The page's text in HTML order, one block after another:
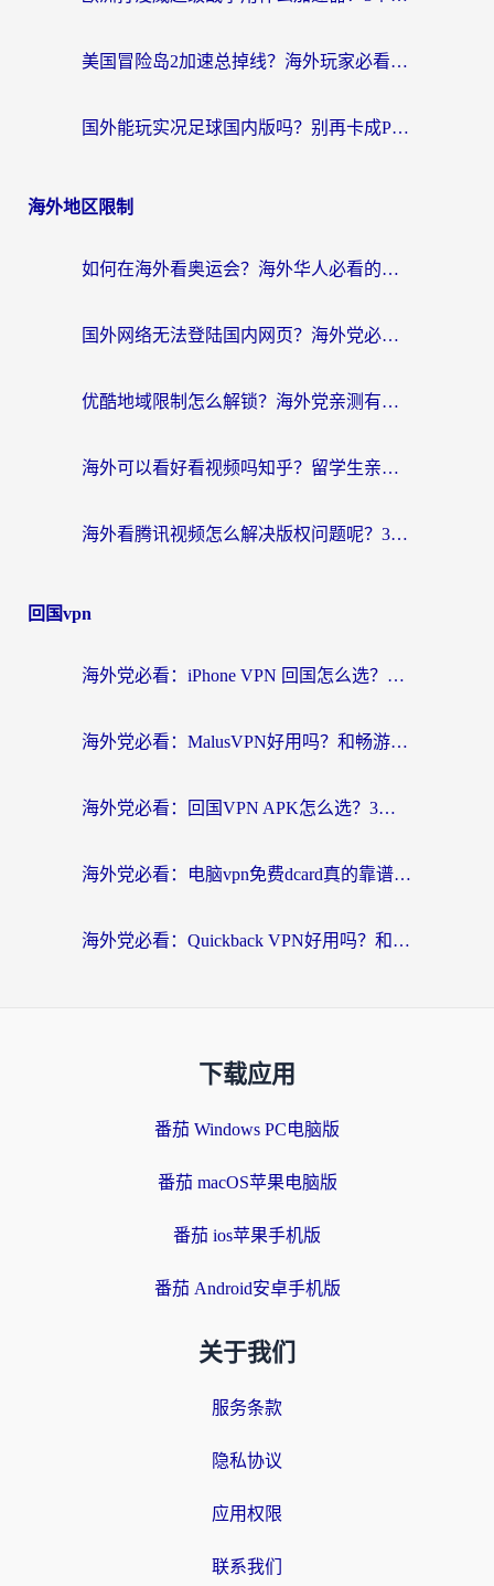
美国冒险岛2加速总掉线？海外玩家必看的国服游戏加速器选择指南
国外能玩实况足球国内版吗？别再卡成PPT！海外党国服游戏加速全攻略
海外地区限制
如何在海外看奥运会？海外华人必看的体育赛事直播终极指南
国外网络无法登陆国内网页？海外党必看：选对回国加速器实现无缝访问
优酷地域限制怎么解锁？海外党亲测有效的追剧自由指南
海外可以看好看视频吗知乎？留学生亲测有效的回国追剧解决方案
海外看腾讯视频怎么解决版权问题呢？3步让你轻松解锁国内影视自由
回国vpn
海外党必看：iPhone VPN 回国怎么选？一篇搞定无缝访问国内资源
海外党必看：MalusVPN好用吗？和畅游VPN对比哪个回国效果更好？附穿梭飞鱼神龟真实体验
海外党必看：回国VPN APK怎么选？3步教你无缝刷国内剧玩国服
海外党必看：电脑vpn免费dcard真的靠谱吗？教你选对回国加速器无缝访问国内资源
海外党必看：Quickback VPN好用吗？和小黑牛VPN对比哪个回国效果更好？附真实体验+避坑指南
下载应用
番茄 Windows PC电脑版
番茄 macOS苹果电脑版
番茄 ios苹果手机版
番茄 Android安卓手机版
关于我们
服务条款
隐私协议
应用权限
联系我们